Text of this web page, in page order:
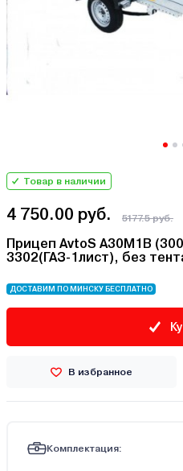
Товар в наличии
4 750.00 руб. 5177.5 руб.
Прицеп AvtoS А30М1В
3302(ГАЗ-1лист), без
ДОСТАВИМ ПО МИНСКУ БЕСПЛАТНО
В избранное
Комплектация: